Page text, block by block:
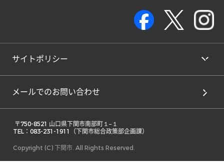
サイトポリシー
メールでのお問い合わせ
TEL：083-231-1911（下関市総合政策部企画課）
Copyright (C) 下関市. All Rights Reserved.